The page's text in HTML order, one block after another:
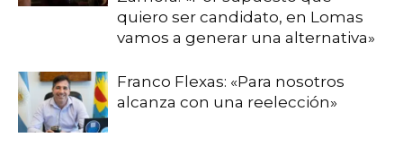
quiero ser candidato, en Lomas
vamos a generar una alternativa»
Franco Flexas: «Para nosotros
alcanza con una reelección»